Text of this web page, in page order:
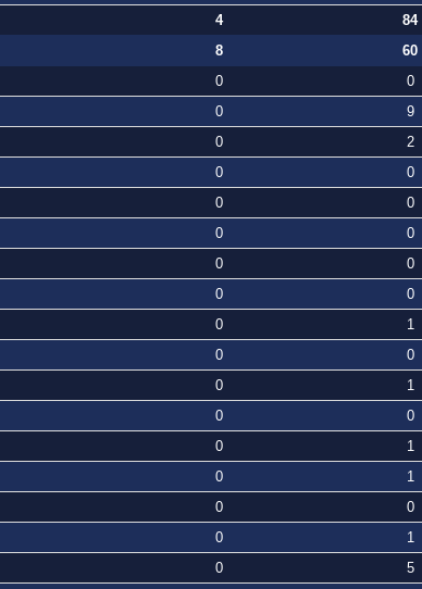
4 84
8 60
0 0
0 9
0 2
0 0
0 0
0 0
0 0
0 0
0 1
0 0
0 1
0 0
0 1
0 1
0 0
0 1
0 5